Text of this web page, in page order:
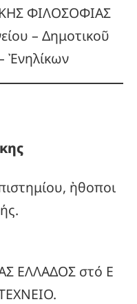
ΦΙΛΟΣΟΦΙΑΣ
– Δημοτικοῦ
Ἐνηλίκων
ἠθοποι
ΕΛΛΑΔΟΣ στό Ε